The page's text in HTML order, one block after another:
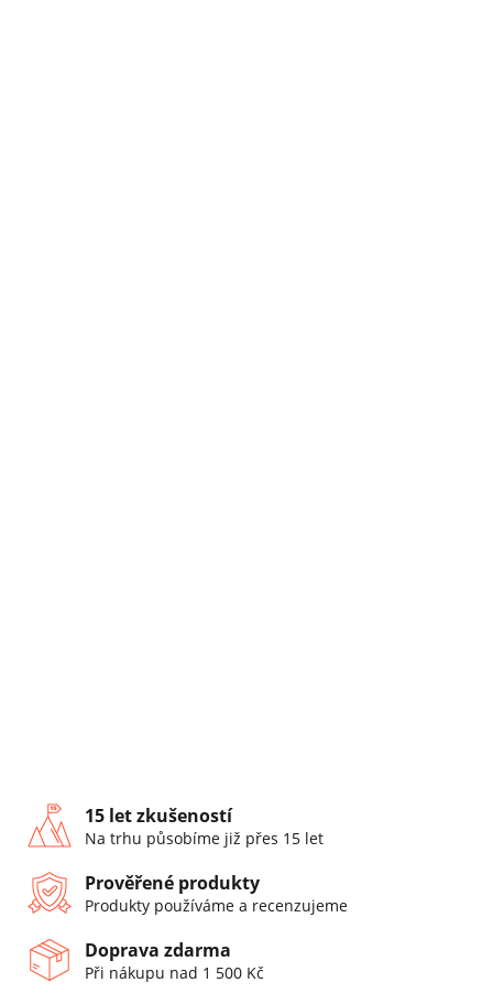
15 let zkušeností
Na trhu působíme již přes 15 let
Prověřené produkty
Produkty používáme a recenzujeme
Doprava zdarma
Při nákupu nad 1 500 Kč